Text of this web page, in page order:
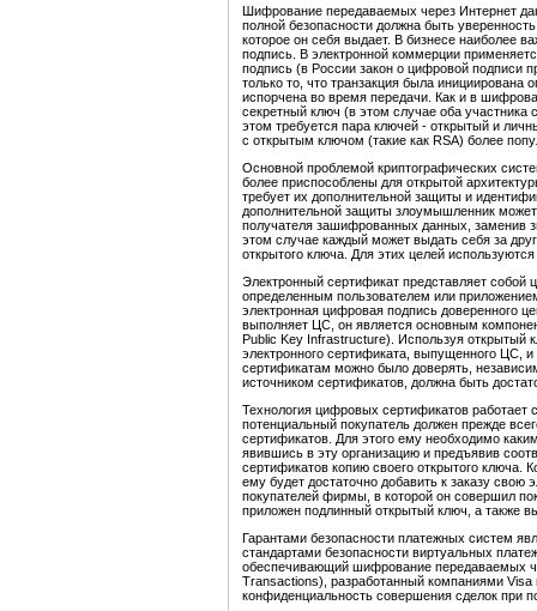
Шифрование передаваемых через Интернет
полной безопасности должна быть
которое он себя выдает. В бизнесе наиболее
подпись. В электронной коммерции
подпись (в России закон о цифровой подписи
только то, что транзакция была
испорчена во время передачи. Как и в
секретный ключ (в этом случае оба
этом требуется пара ключей - открытый и
с открытым ключом (такие как RSA) более
Основной проблемой криптографических
более приспособлены для открытой
требует их дополнительной защиты и
дополнительной защиты злоумышленник
получателя зашифрованных данных, заменив
этом случае каждый может выдать себя за
открытого ключа. Для этих целей
Электронный сертификат представляет
определенным пользователем или
электронная цифровая подпись доверенного
выполняет ЦС, он является основным
Public Key Infrastructure). Используя открытый
электронного сертификата, выпущенного ЦС,
сертификатам можно было доверять,
источником сертификатов, должна быть
Технология цифровых сертификатов
потенциальный покупатель должен прежде
сертификатов. Для этого ему необходимо
явившись в эту организацию и предъявив
сертификатов копию своего открытого ключа.
ему будет достаточно добавить к заказу
покупателей фирмы, в которой он совершил
приложен подлинный открытый ключ, а также
Гарантами безопасности платежных систем
стандартами безопасности виртуальных
обеспечивающий шифрование передаваемых
Transactions), разработанный компаниями
конфиденциальность совершения сделок при